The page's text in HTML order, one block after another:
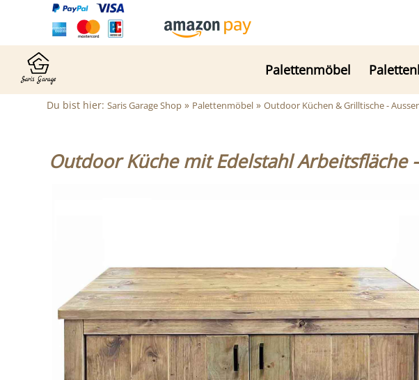
Palettenmöbel
Du bist hier: Saris Garage Shop » Palettenmöbel » Outdoor Küchen & Grilltische -
Outdoor Küche mit Edelstahl